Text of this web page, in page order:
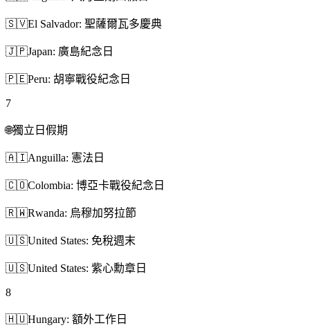
🇸🇻El Salvador: 聖薩爾瓦多慶典
🇯🇵Japan: 廣島紀念日
🇵🇪Peru: 胡寧戰役紀念日
7
🌐獨立日假期
🇦🇮Anguilla: 憲法日
🇨🇴Colombia: 博亞卡戰役紀念日
🇷🇼Rwanda: 烏穆加努拉節
🇺🇸United States: 免稅週末
🇺🇸United States: 紫心勳章日
8
🇭🇺Hungary: 額外工作日